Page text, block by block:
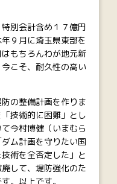
別会計含め１７億円
９月に埼玉県東部を
もちろんわが地元新
こそ、耐久性の高い
の整備計画を作りま
技術的に困難」とし
今村博健（いまむら
ム計画を守りたい国
術を全否定した」と
して、堤防強化のた
。以上です。